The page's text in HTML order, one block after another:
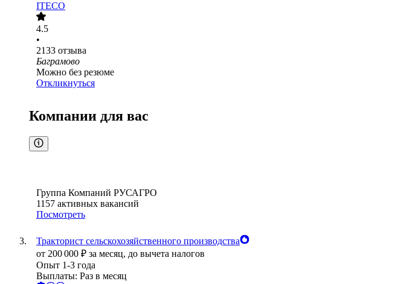
ITECO
4.5
•
2133 отзыва
Баграмово
Можно без резюме
Откликнуться
Компании для вас
Группа Компаний РУСАГРО
1157 активных вакансий
Посмотреть
Тракторист сельскохозяйственного производства
от 200 000 ₽ за месяц, до вычета налогов
Опыт 1-3 года
Выплаты: Раз в месяц